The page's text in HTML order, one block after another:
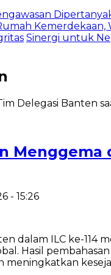
Sinergi untuk
Menggema
- 15:26
dalam ILC ke-114
Hasil